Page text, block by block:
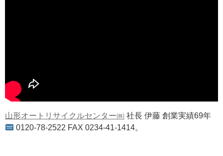
山形オートリサイクルセンター㈱ 社長 伊藤 創業実績69年
0120-78-2522 FAX 0234-41-1414。